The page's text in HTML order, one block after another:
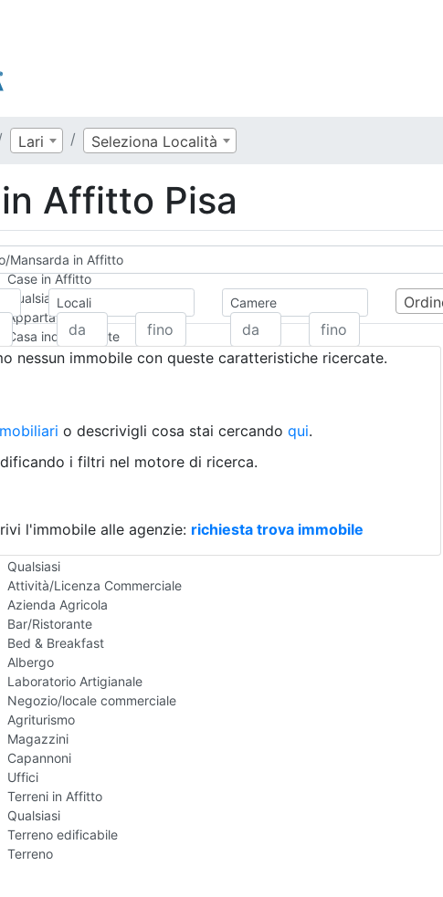
Lari Seleziona Località
Affitto Pisa
Mansarda in Affitto
Case in Affitto
Qualsiasi
Appartamento
Casa indipendente
Casa Semi-indipendente
Rustico/Casale
Camera d'Albergo
Box/Garage
Qualsiasi
Attività/Licenza Commerciale
Azienda Agricola
Bar/Ristorante
Bed & Breakfast
Albergo
Laboratorio Artigianale
Negozio/locale commerciale
Agriturismo
Magazzini
Capannoni
Uffici
Terreni in Affitto
Qualsiasi
Terreno edificabile
Terreno
Locali Camere
nessun immobile con queste caratteristiche ricercate.
o descrivigli cosa stai cercando qui.
i filtri nel motore di ricerca.
l'immobile alle agenzie: richiesta trova immobile